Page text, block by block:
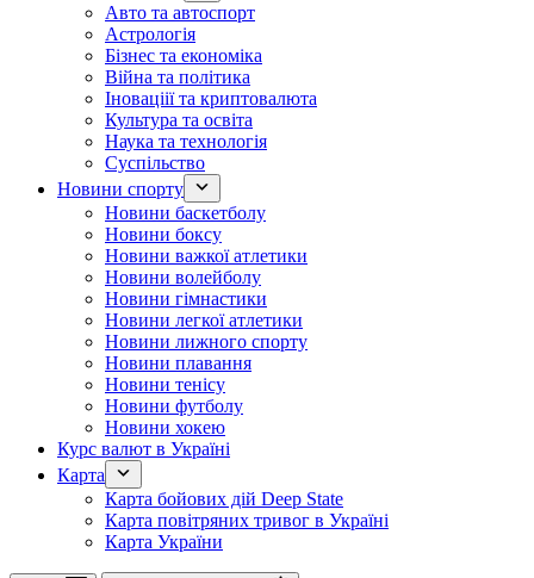
Авто та автоспорт
Астрологія
Бізнес та економіка
Війна та політика
Іноваціії та криптовалюта
Культура та освіта
Наука та технологія
Суспільство
Новини спорту
Новини баскетболу
Новини боксу
Новини важкої атлетики
Новини волейболу
Новини гімнастики
Новини легкої атлетики
Новини лижного спорту
Новини плавання
Новини тенісу
Новини футболу
Новини хокею
Курс валют в Україні
Карта
Карта бойових дій Deep State
Карта повітряних тривог в Україні
Карта України